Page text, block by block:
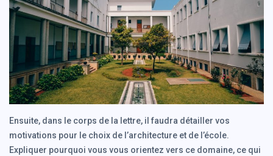
Ensuite, dans le corps de la lettre, il faudra détailler vos
motivations pour le choix de l’architecture et de l’école.
Expliquer pourquoi vous vous orientez vers ce domaine, ce qui